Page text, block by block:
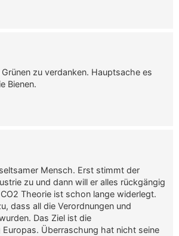
zu verdanken. Hauptsache es
Bienen.
Mensch. Erst stimmt der
zu und dann will er alles rückgängig
Theorie ist schon lange widerlegt.
dass all die Verordnungen und
Das Ziel ist die
Europas. Überraschung hat nicht seine